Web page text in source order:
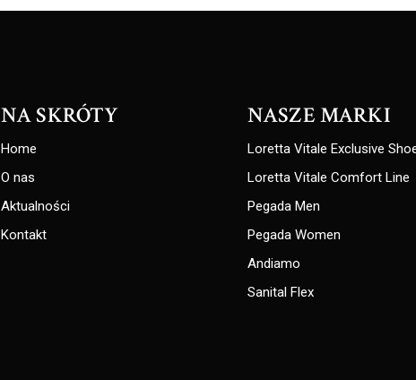
NA SKRÓTY
Home
O nas
Aktualności
Kontakt
NASZE MARKI
Loretta Vitale Exclusive
Loretta Vitale Comfort Line
Pegada Men
Pegada Women
Andiamo
Sanital Flex